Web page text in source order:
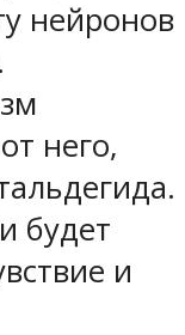
нейронов
него,
будет
и